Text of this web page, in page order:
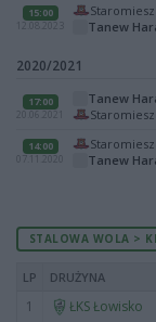
15:00
Tanew
2020/2021
17:00
Tanew
14:00
07.11.2020
Tanew
STALOWA WOLA >
LP DRUŻYNA
1 ŁKS Łowisko